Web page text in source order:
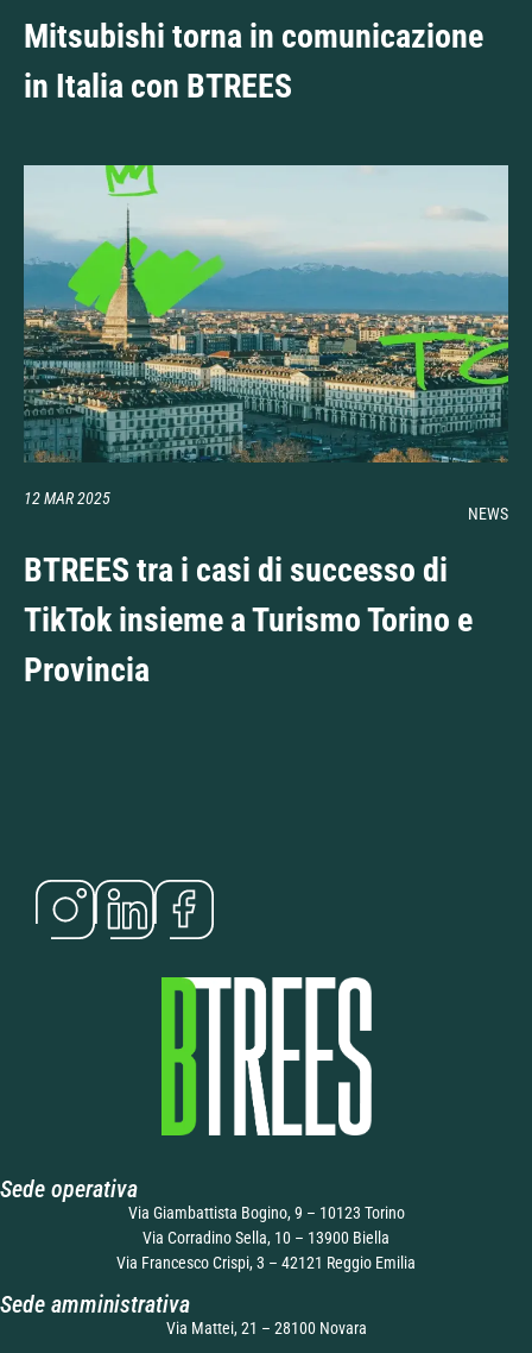
Mitsubishi torna in comunicazione
in Italia con BTREES
12 MAR 2025
NEWS
BTREES tra i casi di successo di
TikTok insieme a Turismo Torino e
Provincia
Sede operativa
Via Giambattista Bogino, 9 – 10123 Torino
Via Corradino Sella, 10 – 13900 Biella
Via Francesco Crispi, 3 – 42121 Reggio Emilia
Sede amministrativa
Via Mattei, 21 – 28100 Novara